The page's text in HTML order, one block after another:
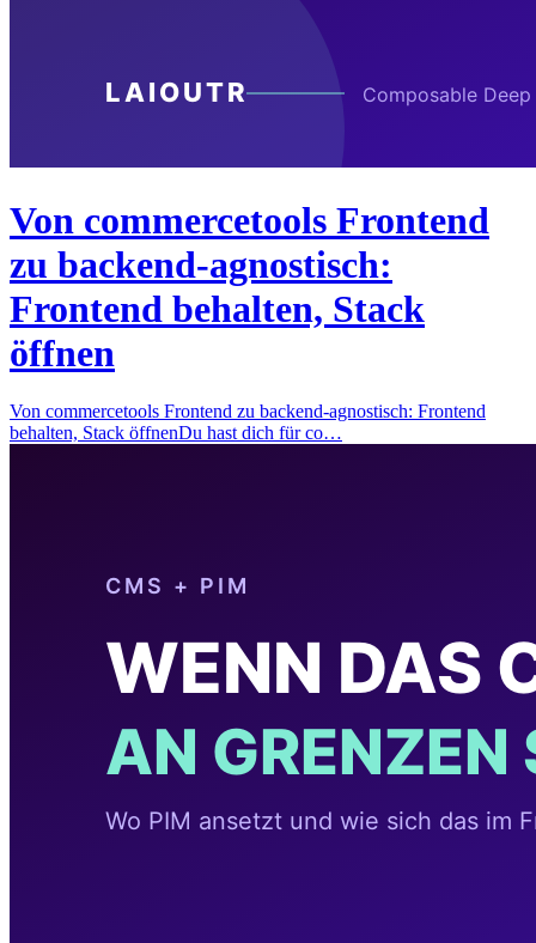
Von commercetools Frontend
zu backend-agnostisch:
Frontend behalten, Stack
öffnen
Von commercetools Frontend zu backend-agnostisch: Frontend
behalten, Stack öffnenDu hast dich für co…